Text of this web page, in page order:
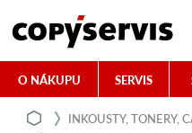
O NÁKUPU SERVIS
INKOUSTY, TONERY,